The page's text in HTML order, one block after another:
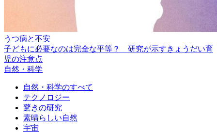
うつ病と不安
子どもに必要なのは完全な平等？ 研究が示すきょうだい育
児の注意点
自然・科学
自然・科学のすべて
テクノロジー
驚きの研究
素晴らしい自然
宇宙